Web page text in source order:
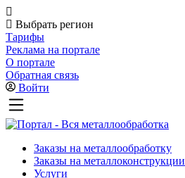
Выбрать регион
Тарифы
Реклама на портале
О портале
Обратная связь
Войти
Заказы на металлообработку
Заказы на металлоконструкции
Услуги